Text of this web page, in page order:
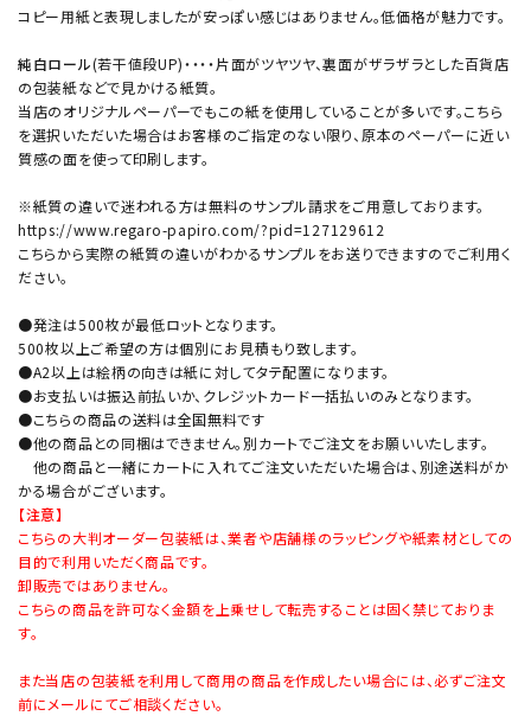
コピー用紙と表現しましたが安っぽい感じはありません。低価格が魅力です。
純白ロール(若干値段UP)・・・・片面がツヤツヤ、裏面がザラザラとした百貨店
の包装紙などで見かける紙質。
当店のオリジナルペーパーでもこの紙を使用していることが多いです。こちら
を選択いただいた場合はお客様のご指定のない限り、原本のペーパーに近い
質感の面を使って印刷します。
※紙質の違いで迷われる方は無料のサンプル請求をご用意しております。
https://www.regaro-papiro.com/?pid=127129612
こちらから実際の紙質の違いがわかるサンプルをお送りできますのでご利用く
ださい。
●発注は500枚が最低ロットとなります。
500枚以上ご希望の方は個別にお見積もり致します。
●A2以上は絵柄の向きは紙に対してタテ配置になります。
●お支払いは振込前払いか、クレジットカード一括払いのみとなります。
●こちらの商品の送料は全国無料です
●他の商品との同梱はできません。別カートでご注文をお願いいたします。
他の商品と一緒にカートに入れてご注文いただいた場合は、別途送料がか
かる場合がございます。
【注意】
こちらの大判オーダー包装紙は、業者や店舗様のラッピングや紙素材としての
目的で利用いただく商品です。
卸販売ではありません。
こちらの商品を許可なく金額を上乗せして転売することは固く禁じておりま
す。
また当店の包装紙を利用して商用の商品を作成したい場合には、必ずご注文
前にメールにてご相談ください。